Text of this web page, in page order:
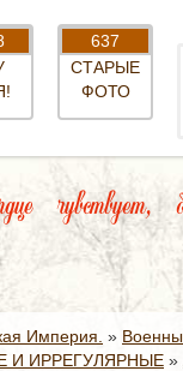
637
СТАРЫЕ
ФОТО
чувствует,
Империя. »
И ИРРЕГУЛЯРНЫЕ »